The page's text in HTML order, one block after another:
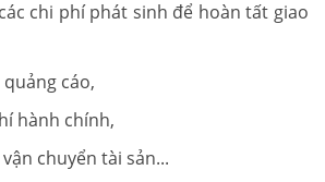
chi phí phát sinh để hoàn tất giao
cáo,
hành chính,
chuyển tài sản...